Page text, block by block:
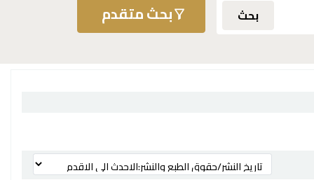
بحث بحث متقدم
ترتيب بواسطة: